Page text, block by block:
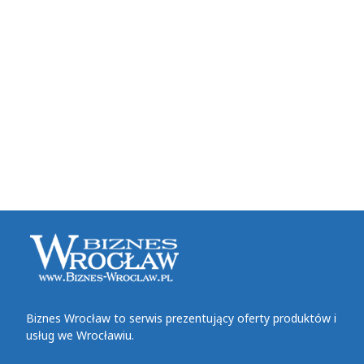
Biznes Wrocław to serwis prezentujący oferty produktów i
usług we Wrocławiu.